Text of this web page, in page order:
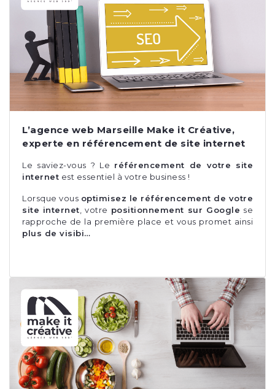
L’agence web Marseille Make it Créative,
experte en référencement de site internet
Le saviez-vous ? Le référencement de votre site
internet est essentiel à votre business !
Lorsque vous optimisez le référencement de votre
site internet, votre positionnement sur Google se
rapproche de la première place et vous promet ainsi
plus de visibi…